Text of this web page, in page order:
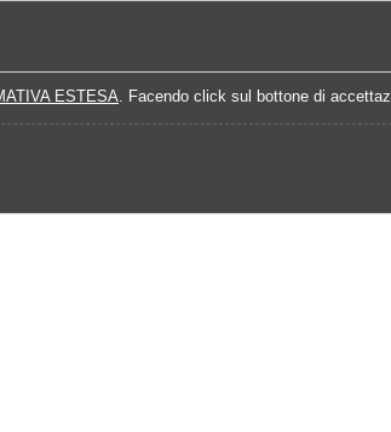
ESTESA. Facendo click sul bottone di